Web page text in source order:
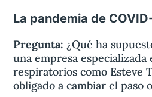
La pandemia de
Pregunta: ¿Qué ha
una empresa
respiratorios como Esteve
obligado a cambiar el paso